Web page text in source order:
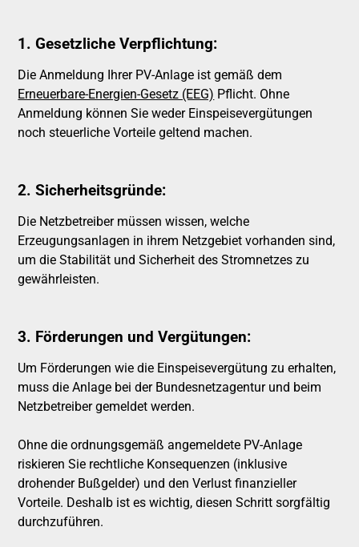
1. Gesetzliche Verpflichtung:
Die Anmeldung Ihrer PV-Anlage ist gemäß dem
Erneuerbare-Energien-Gesetz (EEG) Pflicht. Ohne
Anmeldung können Sie weder Einspeisevergütungen
noch steuerliche Vorteile geltend machen.
2. Sicherheitsgründe:
Die Netzbetreiber müssen wissen, welche
Erzeugungsanlagen in ihrem Netzgebiet vorhanden sind,
um die Stabilität und Sicherheit des Stromnetzes zu
gewährleisten.
3. Förderungen und Vergütungen:
Um Förderungen wie die Einspeisevergütung zu erhalten,
muss die Anlage bei der Bundesnetzagentur und beim
Netzbetreiber gemeldet werden.
Ohne die ordnungsgemäß angemeldete PV-Anlage
riskieren Sie rechtliche Konsequenzen (inklusive
drohender Bußgelder) und den Verlust finanzieller
Vorteile. Deshalb ist es wichtig, diesen Schritt sorgfältig
durchzuführen.